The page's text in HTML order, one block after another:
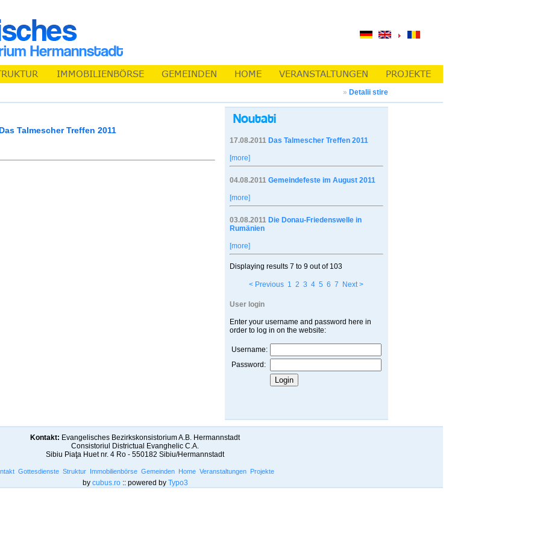
» Detalii stire
Talmescher Treffen 2011
17.08.2011 Das Talmescher Treffen 2011
[more]
04.08.2011 Gemeindefeste im August 2011
[more]
03.08.2011 Die Donau-Friedenswelle in
Rumänien
[more]
Displaying results 7 to 9out of 103
< Previous 1 2 3 4 5 6 7 Next >
User login
Enter your username and password here in
order to log in on the website:
Username:
Password:
Kontakt: Evangelisches Bezirkskonsistorium A.B. Hermannstadt
Consistoriul Districtual Evanghelic C.A.
Sibiu Piaţa Huet nr. 4 Ro - 550182 Sibiu/Hermannstadt
Gottesdienste Struktur Immobilienbörse Gemeinden Home Veranstaltungen Projekte
by cubus.ro:: powered by Typo3